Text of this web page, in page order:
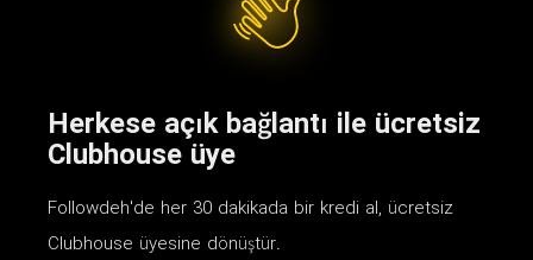
Herkese açık bağlantı ile ücretsiz
Clubhouse üye
Followdeh'de her 30 dakikada bir kredi al, ücretsiz
Clubhouse üyesine dönüştür.